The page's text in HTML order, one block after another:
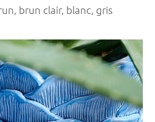
brun clair, blanc, gris